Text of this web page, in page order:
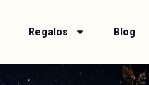
Regalos Blog